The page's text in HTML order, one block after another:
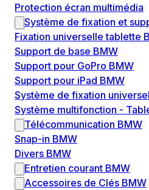
Protection écran multimédia
Système de fixation et
Fixation universelle tablette
Support de base BMW
Support pour GoPro BMW
Support pour iPad BMW
Système de fixation
Système multifonction -
Télécommunication BMW
Snap-in BMW
Divers BMW
Entretien courant BMW
Accessoires de Clés BMW